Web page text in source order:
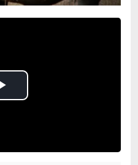
Play